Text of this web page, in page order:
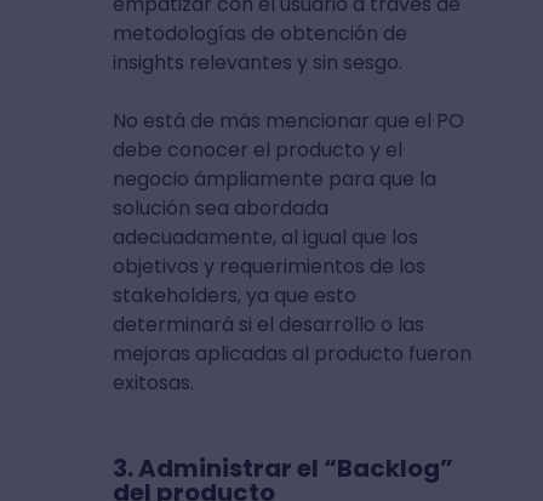
metodologías de obtención de
insights relevantes y sin sesgo.
No está de más mencionar que el PO
debe conocer el producto y el
negocio ámpliamente para que la
solución sea abordada
adecuadamente, al igual que los
objetivos y requerimientos de los
stakeholders, ya que esto
determinará si el desarrollo o las
mejoras aplicadas al producto fueron
exitosas.
3. Administrar el “Backlog”
del producto